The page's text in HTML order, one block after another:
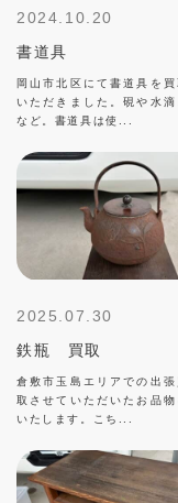
2024.10.20
書道具
岡山市北区にて書道具を買
いただきました。硯や水滴
など。書道具は使...
2025.07.30
鉄瓶 買取
倉敷市玉島エリアでの出張
取させていただいたお品物
いたします。こち...